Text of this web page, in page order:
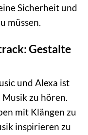
Sicherheit und
müssen.
Gestalte
und Alexa ist
zu hören.
mit Klängen zu
inspirieren zu